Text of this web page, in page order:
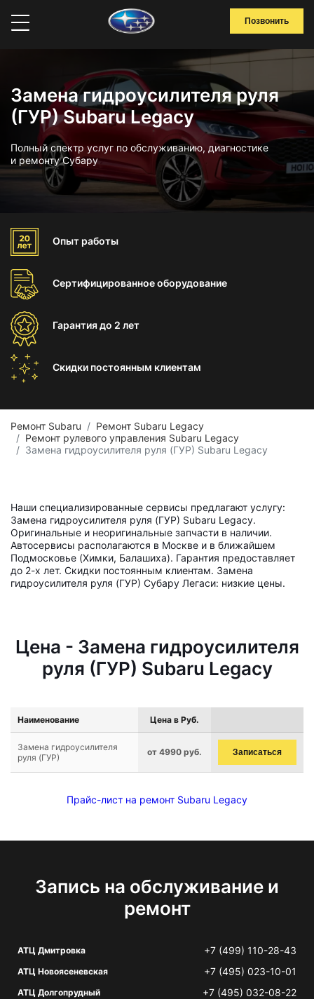
Позвонить
Замена гидроусилителя руля
(ГУР) Subaru Legacy
Полный спектр услуг по обслуживанию, диагностике
и ремонту Субару
Опыт работы
Сертифицированноеоборудование
Гарантиядо 2 лет
Скидки постоянным клиентам
Ремонт Subaru
Ремонт Subaru Legacy
Ремонт рулевого управления Subaru Legacy
Замена гидроусилителя руля (ГУР) Subaru Legacy
Наши специализированные сервисы предлагают услугу:
Замена гидроусилителя руля (ГУР) Subaru Legacy.
Оригинальные и неоригинальные запчасти в наличии.
Автосервисы располагаются в Москве и в ближайшем
Подмосковье (Химки, Балашиха). Гарантия предоставляет
до 2-х лет. Скидки постоянным клиентам. Замена
гидроусилителя руля (ГУР) Субару Легаси: низкие цены.
Цена - Замена гидроусилителя
руля (ГУР) Subaru Legacy
Наименование Цена в Руб.
Замена гидроусилителя
руля (ГУР)
от 4990 руб. Записаться
Прайс-лист на ремонт Subaru Legacy
Запись на обслуживание и
ремонт
АТЦ Дмитровка +7 (499) 110-28-43
АТЦ Новоясеневская +7 (495) 023-10-01
АТЦ Долгопрудный +7 (495) 032-08-22